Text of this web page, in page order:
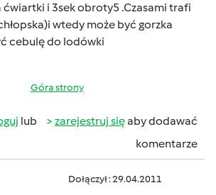
ćwiartki i 3sek obroty5 .Czasami trafi
wtedy może być gorzka
cebulę do lodówki
Góra strony
lub zarejestruj sięaby dodawać
komentarze
Dołączył : 29.04.2011